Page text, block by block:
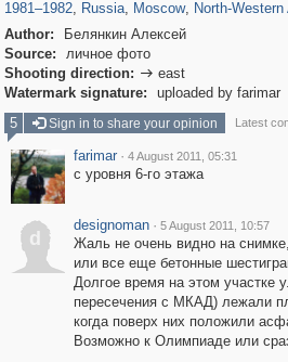
1981–1982, Russia, Moscow, North-Western
Author:
Белянкин Алексей
Source:
личное фото
Shooting direction:  east
Watermark signature:
uploaded by farimar
5
Sign in to share your opinion Latest
farimar · 4 August 2011, 05:31
с уровня 6-го этажа
d
designoman · 5 August 2011, 10:57
Жаль не очень видно на
или все еще бетонные
Долгое время на этом участке
пересечения с МКАД) лежали
когда поверх них положили
Возможно к Олимпиаде или